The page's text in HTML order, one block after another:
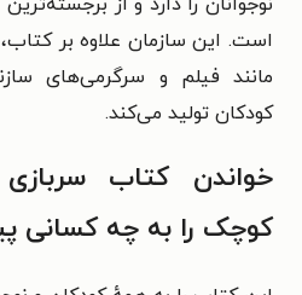
است. این سازمان علاوه بر
مانند فیلم و سرگرمی‌های
کودکان تولید می‌کند.
خواندن کتاب
کوچک را به چه کسانی